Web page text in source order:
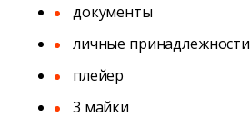
документы
личные принадлежности
плейер
3 майки